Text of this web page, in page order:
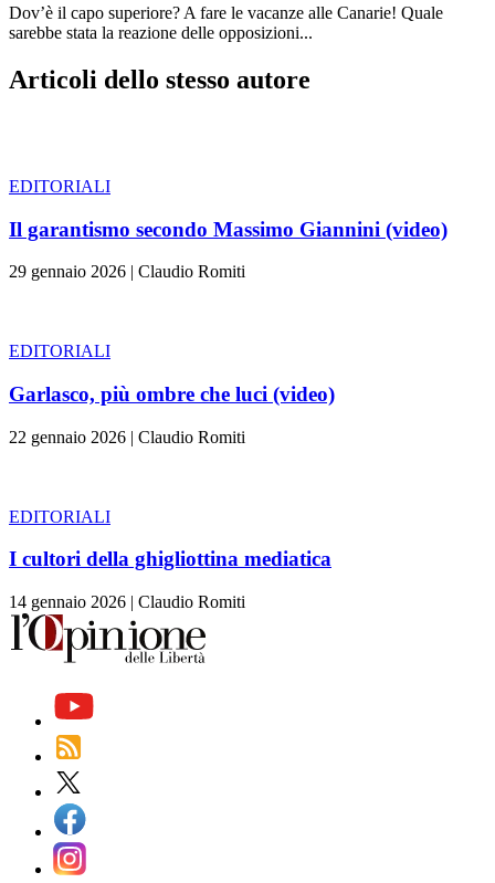
Dov’è il capo superiore? A fare le vacanze alle Canarie! Quale
sarebbe stata la reazione delle opposizioni...
Articoli dello stesso autore
EDITORIALI
Il garantismo secondo Massimo Giannini (video)
29 gennaio 2026 | Claudio Romiti
EDITORIALI
Garlasco, più ombre che luci (video)
22 gennaio 2026 | Claudio Romiti
EDITORIALI
I cultori della ghigliottina mediatica
14 gennaio 2026 | Claudio Romiti